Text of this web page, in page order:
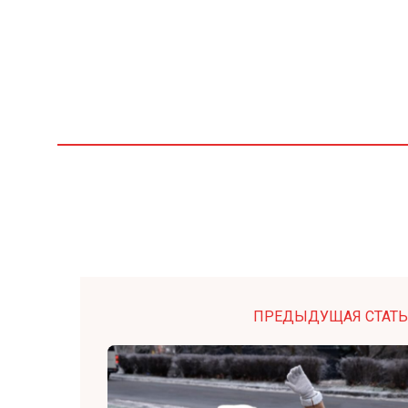
ПРЕДЫДУЩАЯ